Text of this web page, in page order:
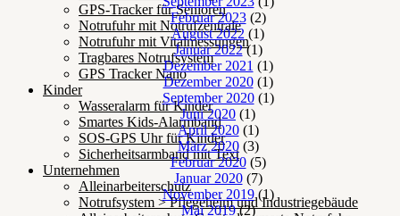
GPS-Tracker für Senioren
Notrufuhr mit Notrufzentrale
Notrufuhr mit Vitalmessungen
Tragbares Notrufsystem
GPS Tracker Nano
Kinder
Wasseralarm für Kinder
Smartes Kids-Alarmband
SOS-GPS Uhr für Kinder
Sicherheitsarmband mit Text
Unternehmen
Alleinarbeiterschutz
Notrufsystem > Pflegeheim und Industriegebäude
Februar 2023(2)
August 2022 (1)
Januar 2022(1)
Dezember 2021 (1)
Dezember 2020(1)
September 2020(1)
Juni 2020 (1)
April 2020(1)
März 2020(3)
Februar 2020(5)
Januar 2020(7)
November 2019(1)
Mai 2019(2)